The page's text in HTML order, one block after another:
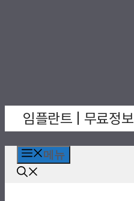
임플란트 | 무료정보
메뉴